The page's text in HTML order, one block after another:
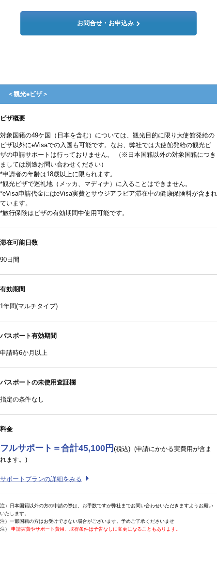
お問合せ・お申込み
＜観光eビザ＞
ビザ概要
対象国籍の49ケ国（日本を含む）については、観光目的に限り大使館発給の
ビザ以外にeVisaでの入国も可能です。なお、弊社では大使館発給の観光ビ
ザの申請サポートは行っておりません。 （※日本国籍以外の対象国籍につき
ましては別途お問い合わせください）
*申請者の年齢は18歳以上に限られます。
*観光ビザで巡礼地（メッカ、マディナ）に入ることはできません。
*eVisa申請代金にはeVisa実費とサウジアラビア滞在中の健康保険料が含まれ
ています。
*旅行保険はビザの有効期間中使用可能です。
滞在可能日数
90日間
有効期間
1年間(マルチタイプ)
パスポート有効期間
申請時6か月以上
パスポートの未使用査証欄
指定の条件なし
料金
フルサポート＝合計45,100円 (税込) (申請にかかる実費用が含ま
れます。)
サポートプランの詳細をみる
注）日本国籍以外の方の申請の際は、お手数ですが弊社までお問い合わせいただきますようお願い
いたします。
注）一部国籍の方はお受けできない場合がございます。予めご了承くださいませ
注） 申請実費やサポート費用、取得条件は予告なしに変更になることもあります。